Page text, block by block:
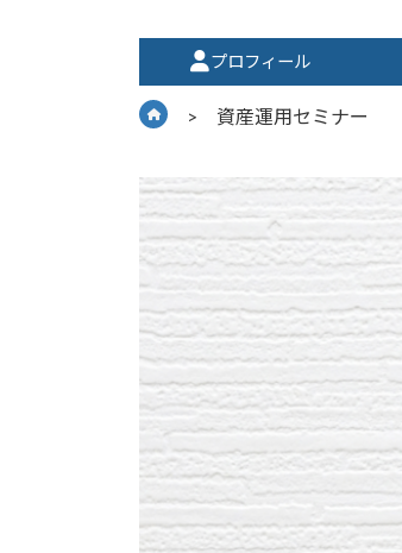
プロフィール
> 資産運用セミナー